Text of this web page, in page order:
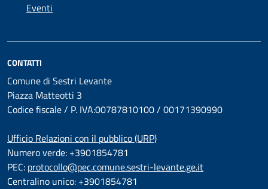
Eventi
CONTATTI
Comune di Sestri Levante
Piazza Matteotti 3
Codice fiscale / P. IVA:00787810100 / 00171390990
Ufficio Relazioni con il pubblico (URP)
Numero verde: +3901854781
PEC: protocollo@pec.comune.sestri-levante.ge.it
Centralino unico: +3901854781